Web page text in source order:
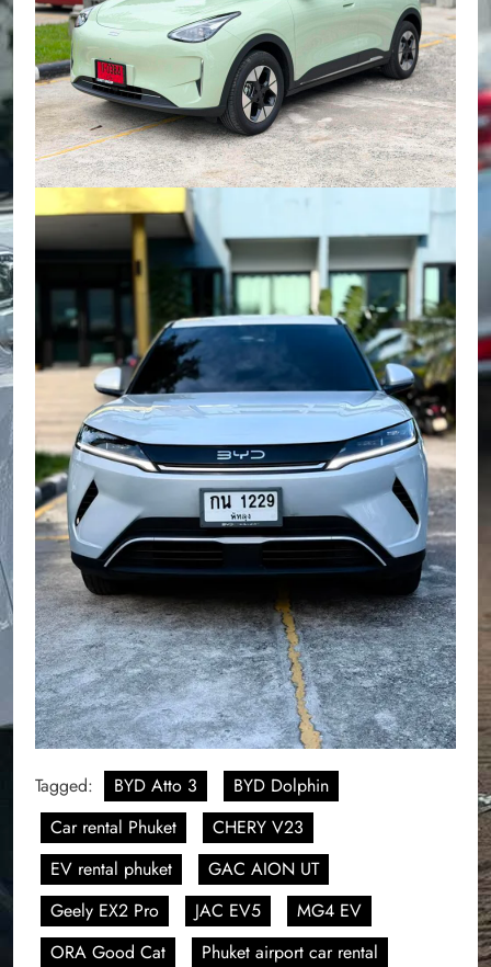
Tagged: BYD Atto 3
BYD Dolphin
Car rental Phuket
CHERY V23
EV rental phuket
GAC AION UT
Geely EX2 Pro
JAC EV5
MG4 EV
ORA Good Cat
Phuket airport car rental